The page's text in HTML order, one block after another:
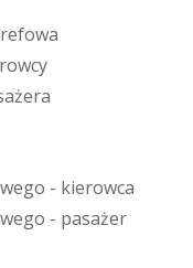
refowa
rowcy
ażera
wego - kierowca
wego - pasażer